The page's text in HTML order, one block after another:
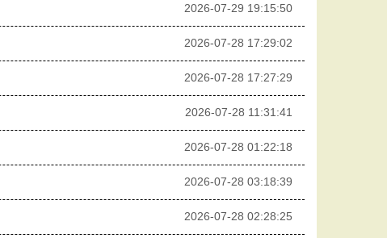
2026-07-29 19:15:50
2026-07-28 17:29:02
2026-07-28 17:27:29
2026-07-28 11:31:41
2026-07-28 01:22:18
2026-07-28 03:18:39
2026-07-28 02:28:25